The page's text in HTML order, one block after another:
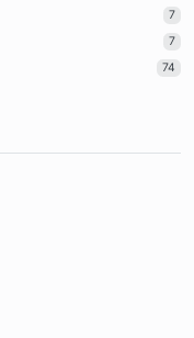
7
7
74